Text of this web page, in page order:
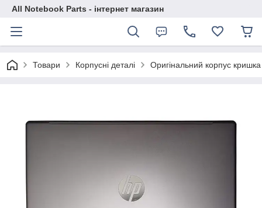
All Notebook Parts - інтернет магазин
Товари Корпусні деталі Оригінальний корпус